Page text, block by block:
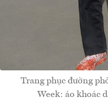
Trang phục đường
Week: áo khoác